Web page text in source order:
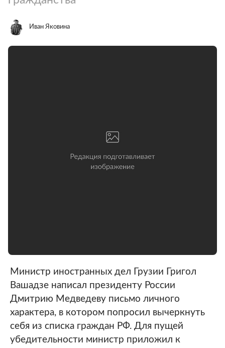
Иван Яковина
Министр иностранных дел Грузии Григол
Вашадзе написал президенту России
Дмитрию Медведеву письмо личного
характера, в котором попросил вычеркнуть
себя из списка граждан РФ. Для пущей
убедительности министр приложил к